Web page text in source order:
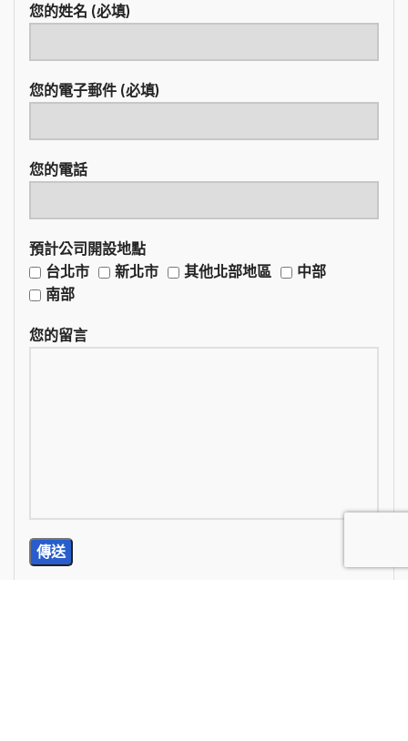
您的姓名 (必填)
您的電子郵件 (必填)
您的電話
預計公司開設地點
台北市
新北市 其他北部地區
中部
南部
您的留言